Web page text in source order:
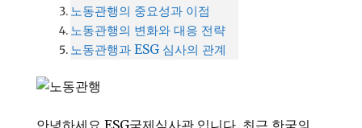
노동관행의 중요성과 이점
노동관행의 변화와 대응 전략
노동관행과 ESG 심사의 관계
안녕하세요 ESG국제심사관 입니다. 최근 한국의